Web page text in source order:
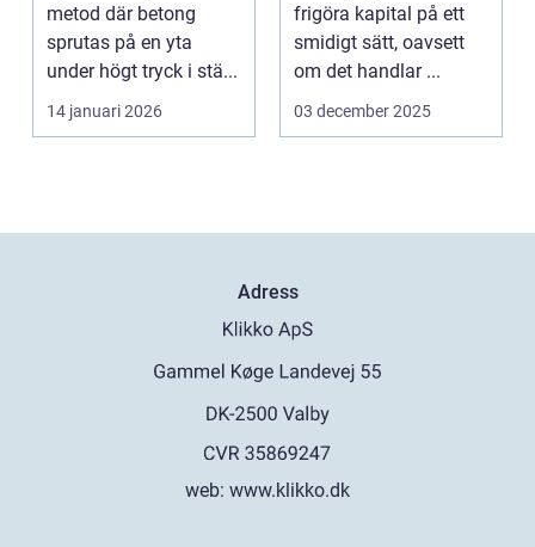
metod där betong
sprutas på en yta
under högt tryck i stä...
14 januari 2026
frigöra kapital på ett
smidigt sätt, oavsett
om det handlar ...
03 december 2025
Adress
web: www.klikko.dk